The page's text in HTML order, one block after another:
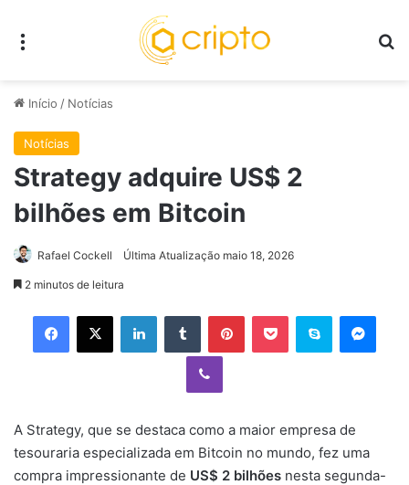
Início / Notícias
Notícias
Strategy adquire US$ 2
bilhões em Bitcoin
Rafael Cockell Última Atualização maio 18, 2026
2 minutos de leitura
Facebook
X LinkedinTumblr PinterestPocket Skype
Viber
A Strategy, que se destaca como a maior empresa de
tesouraria especializada em Bitcoin no mundo, fez uma
compra impressionante de US$ 2 bilhões nesta segunda-